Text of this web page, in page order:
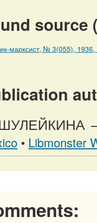
source
марксист, № 3(055), 1936,
→
• Libmonster